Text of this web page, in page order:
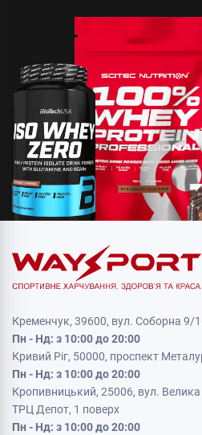
Кременчук, 39600, вул. Соборна 9/
Пн - Нд: з 10:00 до 20:00
Кривий Ріг, 50000, проспект
Пн - Нд: з 10:00 до 20:00
Кропивницький, 25006, вул.
ТРЦ Депот, 1 поверх
Пн - Нд: з 10:00 до 20:00